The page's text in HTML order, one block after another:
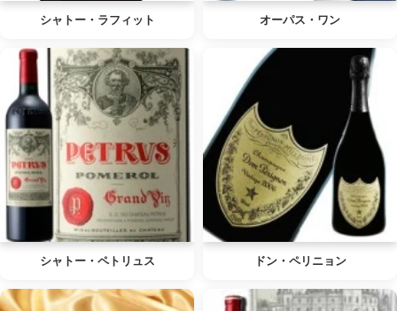
シャトー・ラフィット オーパス・ワン
シャトー・ペトリュス ドン・ペリニョン